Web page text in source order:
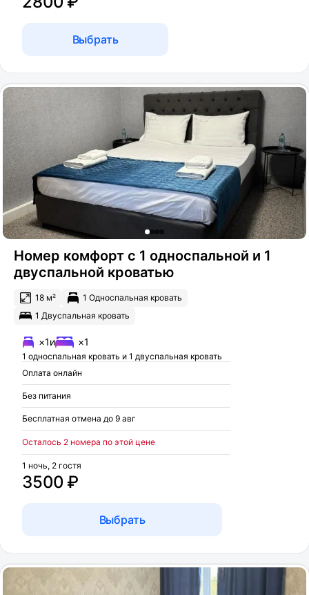
Выбрать
Номер комфорт с 1 односпальной и 1
двуспальной кроватью
18 м²
1 Односпальная кровать
1 Двуспальная кровать
×1и ×1
1 односпальная кровать и 1 двуспальная кровать
Оплата онлайн
Без питания
Бесплатная отмена до 9 авг
Осталось 2 номера по этой цене
3500 ₽
1 ночь, 2 гостя
Выбрать